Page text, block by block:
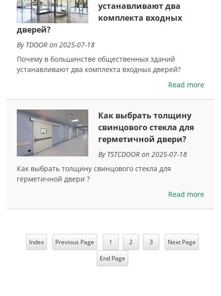
устанавливают два
комплекта входных
дверей?
By TDOOR on 2025-07-18
Почему в большинстве общественных зданий
устанавливают два комплекта входных дверей?
Read more
Как выбрать толщину
свинцового стекла для
герметичной двери?
By TSTCDOOR on 2025-07-18
Как выбрать толщину свинцового стекла для
герметичной двери ?
Read more
Index Previous Page 1 2 3
Next Page
End Page